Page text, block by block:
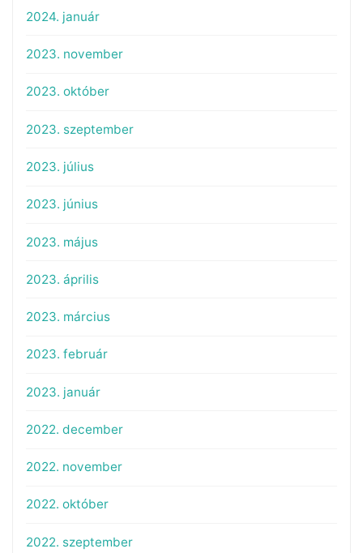
2024. január
2023. november
2023. október
2023. szeptember
2023. július
2023. június
2023. május
2023. április
2023. március
2023. február
2023. január
2022. december
2022. november
2022. október
2022. szeptember